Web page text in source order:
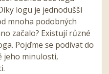
logu je jednodušší
mnoha podobných
začalo? Existují různé
Pojďme se podívat do
jeho minulosti,